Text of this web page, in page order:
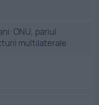
ONU, pariul
multilaterale